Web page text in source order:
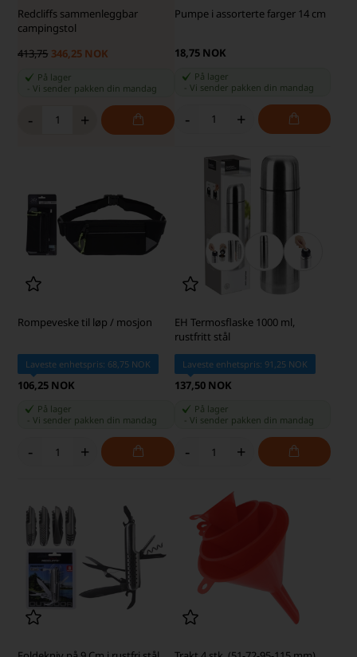
Redcliffs sammenleggbar
campingstol
413,75 346,25 NOK
På lager
-Vi sender pakken din mandag
- +
Pumpe i assorterte farger 14 cm
18,75 NOK
På lager
Vi sender pakken din mandag
- +
Rompeveske til løp / mosjon
Laveste enhetspris: 68,75 NOK
106,25 NOK
På lager
-Vi sender pakken din mandag
- +
EH Termosflaske 1000 ml,
rustfritt stål
Laveste enhetspris: 91,25 NOK
137,50 NOK
På lager
Vi sender pakken din mandag
- +